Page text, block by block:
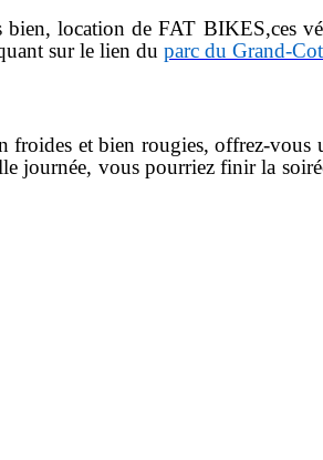
location de FAT BIKES,ces
sur le lien du parc du Grand-
froides et bien rougies, offrez-vous
journée, vous pourriez finir la